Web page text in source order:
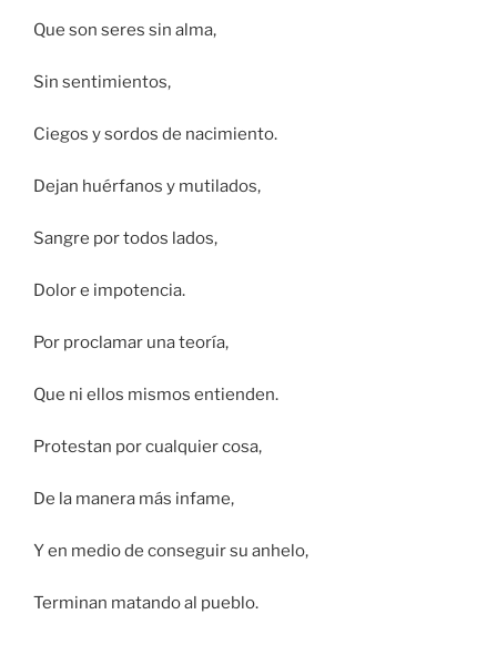
Que son seres sin alma,
Sin sentimientos,
Ciegos y sordos de nacimiento.
Dejan huérfanos y mutilados,
Sangre por todos lados,
Dolor e impotencia.
Por proclamar una teoría,
Que ni ellos mismos entienden.
Protestan por cualquier cosa,
De la manera más infame,
Y en medio de conseguir su anhelo,
Terminan matando al pueblo.